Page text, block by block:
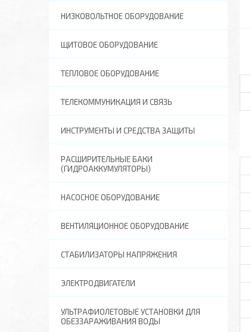
НИЗКОВОЛЬТНОЕ ОБОРУДОВАНИЕ
ЩИТОВОЕ ОБОРУДОВАНИЕ
ТЕПЛОВОЕ ОБОРУДОВАНИЕ
ТЕЛЕКОММУНИКАЦИЯ И СВЯЗЬ
ИНСТРУМЕНТЫ И СРЕДСТВА ЗАЩИТЫ
РАСШИРИТЕЛЬНЫЕ БАКИ
(ГИДРОАККУМУЛЯТОРЫ)
НАСОСНОЕ ОБОРУДОВАНИЕ
ВЕНТИЛЯЦИОННОЕ ОБОРУДОВАНИЕ
СТАБИЛИЗАТОРЫ НАПРЯЖЕНИЯ
ЭЛЕКТРОДВИГАТЕЛИ
УЛЬТРАФИОЛЕТОВЫЕ УСТАНОВКИ ДЛЯ
ОБЕЗЗАРАЖИВАНИЯ ВОДЫ